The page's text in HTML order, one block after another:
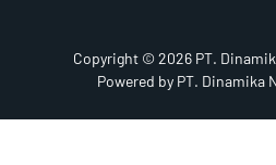
Copyright © 2026 PT.
Powered by PT. Dinamika